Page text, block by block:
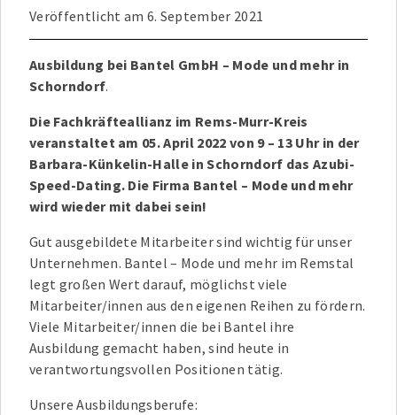
Veröffentlicht am 6. September 2021
Ausbildung bei Bantel GmbH – Mode und mehr in
Schorndorf.
Die Fachkräfteallianz im Rems-Murr-Kreis
veranstaltet am 05. April 2022 von 9 – 13 Uhr in der
Barbara-Künkelin-Halle in Schorndorf das Azubi-
Speed-Dating. Die Firma Bantel – Mode und mehr
wird wieder mit dabei sein!
Gut ausgebildete Mitarbeiter sind wichtig für unser
Unternehmen. Bantel – Mode und mehr im Remstal
legt großen Wert darauf, möglichst viele
Mitarbeiter/innen aus den eigenen Reihen zu fördern.
Viele Mitarbeiter/innen die bei Bantel ihre
Ausbildung gemacht haben, sind heute in
verantwortungsvollen Positionen tätig.
Unsere Ausbildungsberufe: